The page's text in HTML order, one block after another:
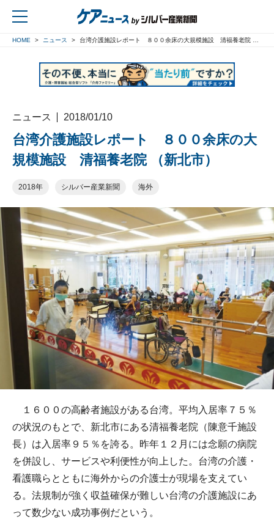
HOME ニュース 台湾介護施設レポート ８００余床の大規模施設 清福養老院 （新北市）
ニュース 2018/01/10
台湾介護施設レポート ８００余床の大
規模施設 清福養老院 （新北市）
2018年 シルバー産業新聞 海外
１６００の高齢者施設がある台湾。平均入居率７５％
の状況のもとで、新北市にある清福養老院（陳意千施設
長）は入居率９５％を誇る。昨年１２月には念願の病院
を併設し、サービスや利便性が向上した。台湾の介護・
看護職らとともに海外からの介護士が現場を支えてい
る。法規制が強く収益確保が難しい台湾の介護施設にあ
って数少ない成功事例だという。